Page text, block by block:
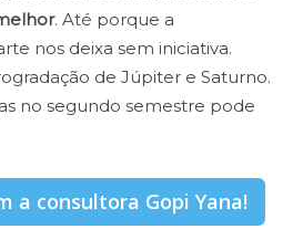
. Até porque a
nos deixa sem iniciativa.
de Júpiter e Saturno.
no segundo semestre pode
a consultora Gopi Yana!